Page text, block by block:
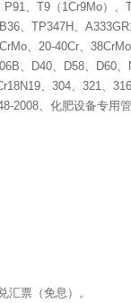
、T9（1Cr9Mo）、
、TP347H、
、20-40Cr、
、D40、D58、D60
、304、321、
2008、化肥设备专用
票（免息）。